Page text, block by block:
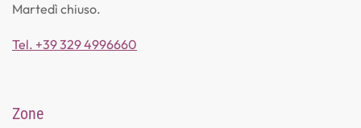
Martedì chiuso.
Tel. +39 329 4996660
Zone